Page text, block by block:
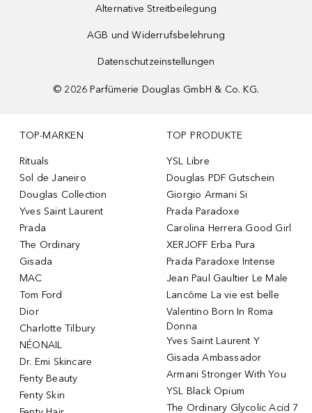
Alternative Streitbeilegung
AGB und Widerrufsbelehrung
Datenschutzeinstellungen
© 2026 Parfümerie Douglas GmbH & Co. KG.
TOP-MARKEN
Rituals
Sol de Janeiro
Douglas Collection
Yves Saint Laurent
Prada
The Ordinary
Gisada
MAC
Tom Ford
Dior
Charlotte Tilbury
NÉONAIL
Dr. Emi Skincare
Fenty Beauty
Fenty Skin
TOP PRODUKTE
YSL Libre
Douglas PDF Gutschein
Giorgio Armani Si
Prada Paradoxe
Carolina Herrera Good Girl
XERJOFF Erba Pura
Prada Paradoxe Intense
Jean Paul Gaultier Le Male
Lancôme La vie est belle
Valentino Born In Roma
Donna
Yves Saint Laurent Y
Gisada Ambassador
Armani Stronger With You
YSL Black Opium
The Ordinary Glycolic Acid 7